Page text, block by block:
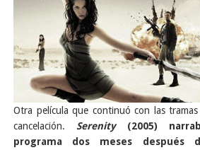
Otra película que continuó con las
cancelación. Serenity (2005)
programa dos meses después